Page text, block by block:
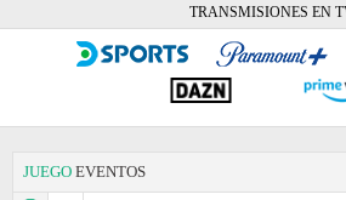
TRANSMISIONES EN
JUEGO EVENTOS